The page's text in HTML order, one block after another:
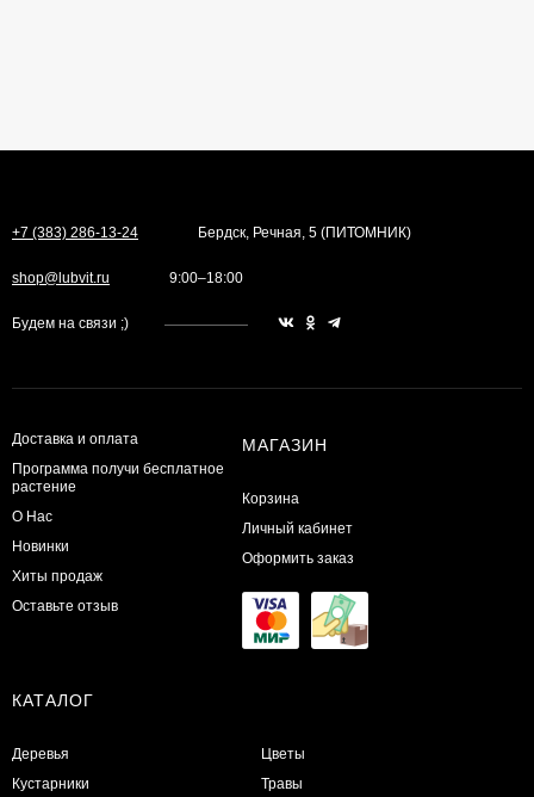
+7 (383) 286-13-24 Бердск, Речная, 5 (ПИТОМНИК)
shop@lubvit.ru 9:00–18:00
Будем на связи ;)
Доставка и оплата
Программа получи бесплатное
растение
О Нас
Новинки
Хиты продаж
Оставьте отзыв
МАГАЗИН
Корзина
Личный кабинет
Оформить заказ
КАТАЛОГ
Деревья
Кустарники
Цветы
Травы